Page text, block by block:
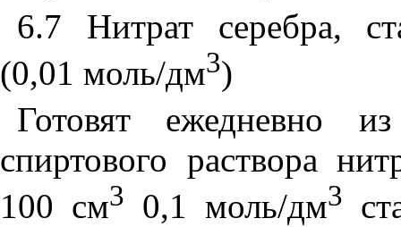
6.7 Нитрат серебра,
(0,01 моль/дм3)
Готовят ежедневно
спиртового раствора
100 см3 0,1 моль/дм3